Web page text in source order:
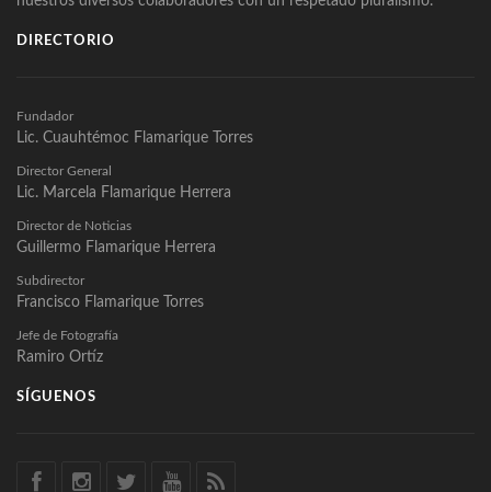
DIRECTORIO
Fundador
Lic. Cuauhtémoc Flamarique Torres
Director General
Lic. Marcela Flamarique Herrera
Director de Noticias
Guillermo Flamarique Herrera
Subdirector
Francisco Flamarique Torres
Jefe de Fotografía
Ramiro Ortíz
SÍGUENOS